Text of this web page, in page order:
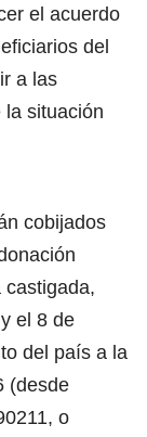
el acuerdo
del
a las
la situación
cobijados
castigada,
el 8 de
del país a la
(desde
o